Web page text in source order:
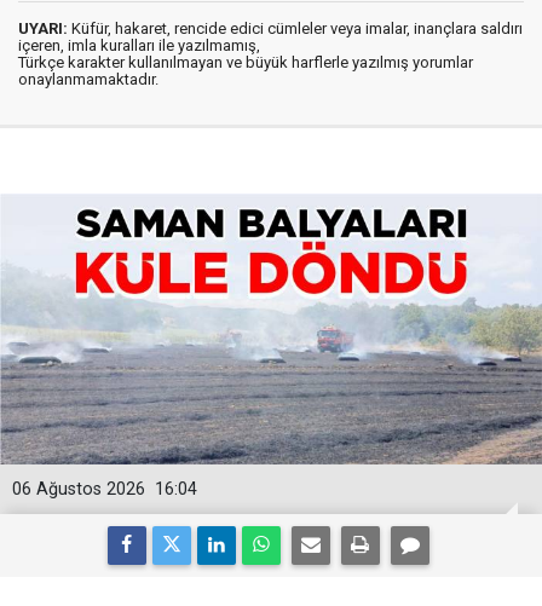
UYARI: Küfür, hakaret, rencide edici cümleler veya imalar, inançlara saldırı
içeren, imla kuralları ile yazılmamış,
Türkçe karakter kullanılmayan ve büyük harflerle yazılmış yorumlar
onaylanmamaktadır.
16:04
06 Ağustos 2026